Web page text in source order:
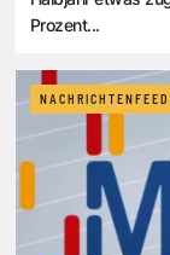
Prozent...
NACHRICHTENFEED